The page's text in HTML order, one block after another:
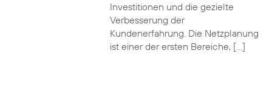
Investitionen und die gezielte
Verbesserung der
Kundenerfahrung. Die Netzplanung
ist einer der ersten Bereiche, […]